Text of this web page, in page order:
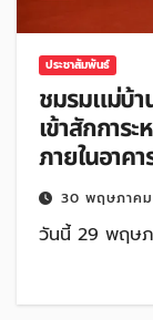
ประชาสัมพันธ์
ชมรมแม่บ้า
เข้าสักการ
ภายในอาค
ศาลเจ้าไต้
30 พฤษภาค
วันนี้ 29 พฤษ